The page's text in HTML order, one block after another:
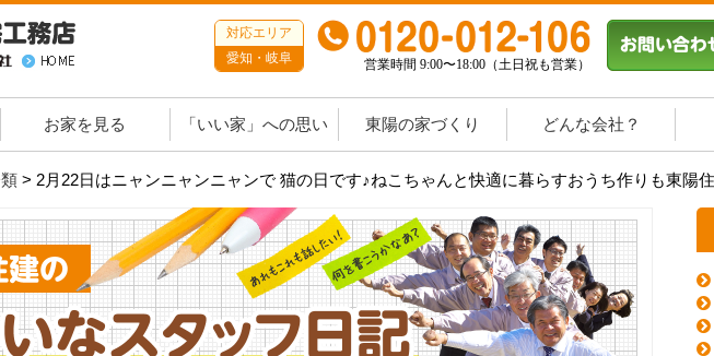
対応エリア
愛知・岐阜
営業時間 9:00〜18:00（土日祝も営業）
お家を見る 「いい家」への思い 東陽の家づくり どんな会社？
> 2月22日はニャンニャンニャンで 猫の日です♪ねこちゃんと快適に暮らすおうち作りも東陽